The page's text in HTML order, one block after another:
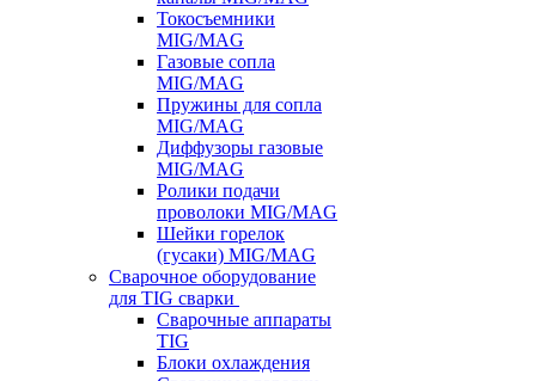
Токосъемники
MIG/MAG
Газовые сопла
MIG/MAG
Пружины для сопла
MIG/MAG
Диффузоры газовые
MIG/MAG
Ролики подачи
проволоки MIG/MAG
Шейки горелок
(гусаки) MIG/MAG
Сварочное оборудование
для TIG сварки
Сварочные аппараты
TIG
Блоки охлаждения